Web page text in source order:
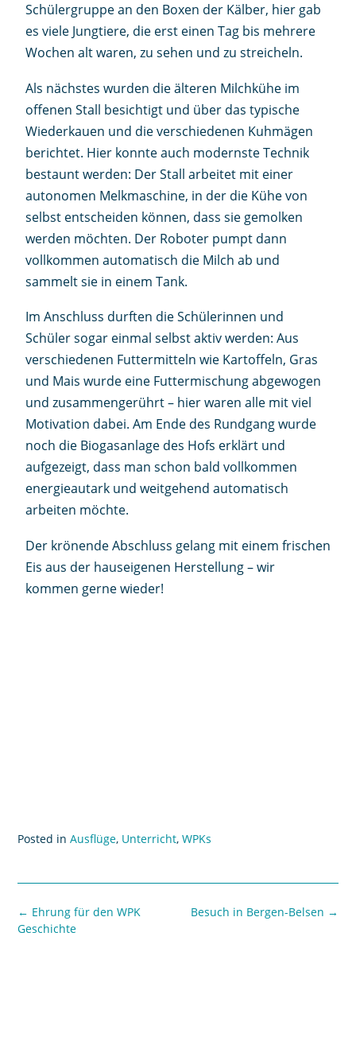
Schülergruppe an den Boxen der Kälber, hier gab
es viele Jungtiere, die erst einen Tag bis mehrere
Wochen alt waren, zu sehen und zu streicheln.
Als nächstes wurden die älteren Milchkühe im
offenen Stall besichtigt und über das typische
Wiederkauen und die verschiedenen Kuhmägen
berichtet. Hier konnte auch modernste Technik
bestaunt werden: Der Stall arbeitet mit einer
autonomen Melkmaschine, in der die Kühe von
selbst entscheiden können, dass sie gemolken
werden möchten. Der Roboter pumpt dann
vollkommen automatisch die Milch ab und
sammelt sie in einem Tank.
Im Anschluss durften die Schülerinnen und
Schüler sogar einmal selbst aktiv werden: Aus
verschiedenen Futtermitteln wie Kartoffeln, Gras
und Mais wurde eine Futtermischung abgewogen
und zusammengerührt – hier waren alle mit viel
Motivation dabei. Am Ende des Rundgang wurde
noch die Biogasanlage des Hofs erklärt und
aufgezeigt, dass man schon bald vollkommen
energieautark und weitgehend automatisch
arbeiten möchte.
Der krönende Abschluss gelang mit einem frischen
Eis aus der hauseigenen Herstellung – wir
kommen gerne wieder!
Posted in Ausflüge, Unterricht, WPKs
Besuch in Bergen-Belsen →
← Ehrung für den WPK
Geschichte